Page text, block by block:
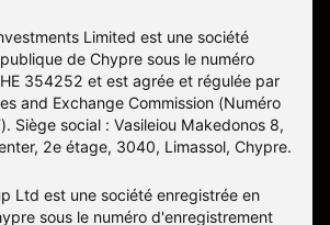
Limited est une société
de Chypre sous le numéro
354252 et est agrée et régulée par
and Exchange Commission (Numéro
Siège social : Vasileiou Makedonos 8,
2e étage, 3040, Limassol, Chypre.
Ltd est une société enregistrée en
sous le numéro d'enregistrement